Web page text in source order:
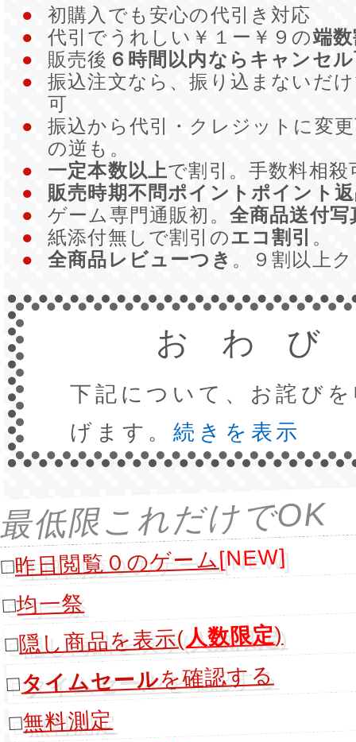
●
初購入でも安心の代引き対応
●
代引でうれしい￥１ー￥９の端
●
販売後 ６時間以内ならキャンセ
●
振込注文なら、振り込まないだ
可
●
振込から代引・クレジットに変
の逆も。
●
一定本数以上で割引。手数料相
●
販売時期不問ポイントポイント
●
ゲーム専門通販初。 全商品送付写
●
紙添付無しで割引のエコ割引 。
●
全商品レビューつき 。９割以上
おわび
下記について、お詫び
げます。続きを表示
低限これだけでOK
□昨日閲覧０のゲーム[NEW]
□均一祭
□隠し商品を表示(人数限定)
□タイムセールを確認する
□無料測定